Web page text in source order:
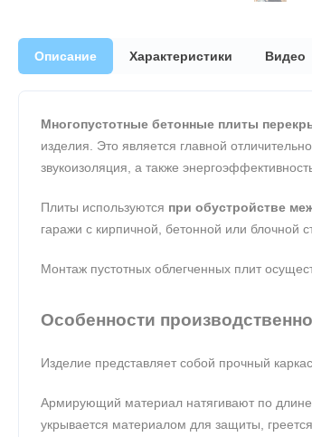
Описание Характеристики Видео
Многопустотные бетонные плиты
изделия. Это является главной
звукоизоляция, а также
Плиты используются при обустройстве
гаражи с кирпичной, бетонной или блочной
Монтаж пустотных облегченных плит
Особенности
Изделие представляет собой прочный
Армирующий материал натягивают по
укрывается материалом для защиты,